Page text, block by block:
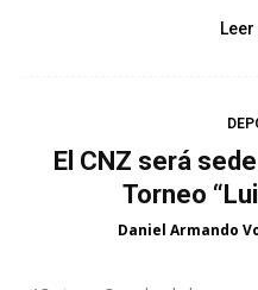
El CNZ será
Torneo
Daniel Armando